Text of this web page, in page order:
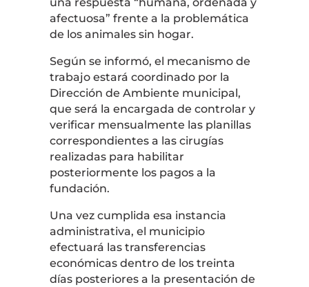
afectuosa” frente a la problemática
de los animales sin hogar.
Según se informó, el mecanismo de
trabajo estará coordinado por la
Dirección de Ambiente municipal,
que será la encargada de controlar y
verificar mensualmente las planillas
correspondientes a las cirugías
realizadas para habilitar
posteriormente los pagos a la
fundación.
Una vez cumplida esa instancia
administrativa, el municipio
efectuará las transferencias
económicas dentro de los treinta
días posteriores a la presentación de